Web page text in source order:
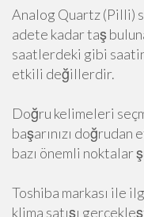
Analog Quartz (Pilli)
adete kadar taş
saatlerdeki gibi saatin
etkili değillerdir.
Doğru kelimeleri
başarınızı
bazı önemli noktalar
Toshiba markası ile
klima satışı